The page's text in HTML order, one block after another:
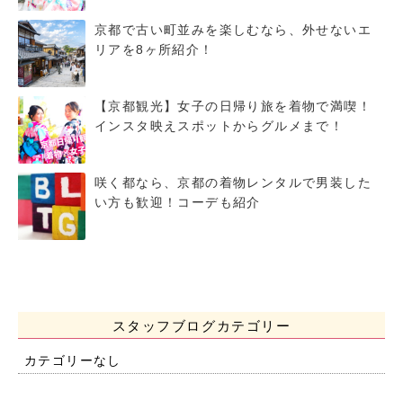
京都で古い町並みを楽しむなら、外せないエ
リアを8ヶ所紹介！
【京都観光】女子の日帰り旅を着物で満喫！
インスタ映えスポットからグルメまで！
咲く都なら、京都の着物レンタルで男装した
い方も歓迎！コーデも紹介
スタッフブログカテゴリー
カテゴリーなし